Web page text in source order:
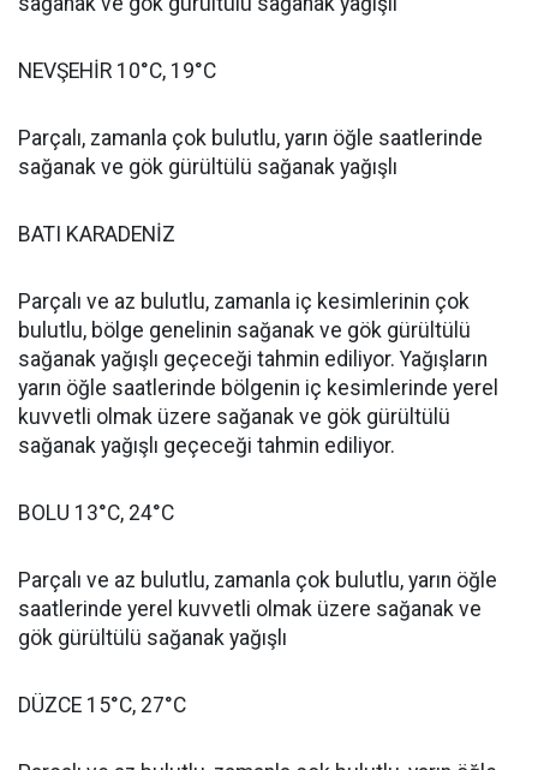
NEVŞEHİR 10°C, 19°C
Parçalı, zamanla çok bulutlu, yarın öğle saatlerinde
sağanak ve gök gürültülü sağanak yağışlı
BATI KARADENİZ
Parçalı ve az bulutlu, zamanla iç kesimlerinin çok
bulutlu, bölge genelinin sağanak ve gök gürültülü
sağanak yağışlı geçeceği tahmin ediliyor. Yağışların
yarın öğle saatlerinde bölgenin iç kesimlerinde yerel
kuvvetli olmak üzere sağanak ve gök gürültülü
sağanak yağışlı geçeceği tahmin ediliyor.
BOLU 13°C, 24°C
Parçalı ve az bulutlu, zamanla çok bulutlu, yarın öğle
saatlerinde yerel kuvvetli olmak üzere sağanak ve
gök gürültülü sağanak yağışlı
DÜZCE 15°C, 27°C